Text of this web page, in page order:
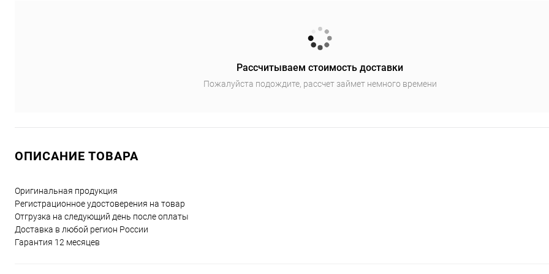
Рассчитываем стоимость доставки
Пожалуйста подождите, рассчет займет немного времени
ОПИСАНИЕ ТОВАРА
Оригинальная продукция
Регистрационное удостоверения на товар
Отгрузка на следующий день после оплаты
Доставка в любой регион России
Гарантия 12 месяцев